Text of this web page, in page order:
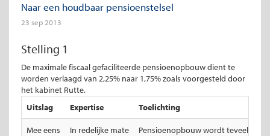
Naar een houdbaar pensioenstelsel
23 sep 2013
Stelling 1
De maximale fiscaal gefaciliteerde pensioenopbouw dient te
worden verlaagd van 2,25% naar 1,75% zoals voorgesteld door
het kabinet Rutte.
Uitslag
Expertise Toelichting
Mee eens In redelijke mate Pensioenopbouw wordt teveel